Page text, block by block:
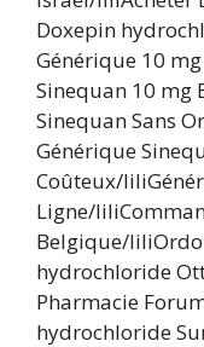
Doxepin
Générique 10
Sinequan 10 mg
Sinequan Sans
Générique
Coûteux/
Ligne/
Belgique/
hydrochloride
Pharmacie
hydrochloride